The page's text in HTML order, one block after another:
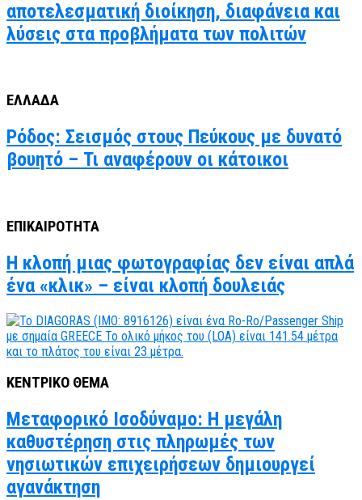
αποτελεσματική διοίκηση, διαφάνεια και
λύσεις στα προβλήματα των πολιτών
ΕΛΛΑΔΑ
Ρόδος: Σεισμός στους Πεύκους με δυνατό
βουητό – Τι αναφέρουν οι κάτοικοι
ΕΠΙΚΑΙΡΟΤΗΤΑ
Η κλοπή μιας φωτογραφίας δεν είναι απλά
ένα «κλικ» – είναι κλοπή δουλειάς
ΚΕΝΤΡΙΚΟ ΘΕΜΑ
Μεταφορικό Ισοδύναμο: Η μεγάλη
καθυστέρηση στις πληρωμές των
νησιωτικών επιχειρήσεων δημιουργεί
αγανάκτηση